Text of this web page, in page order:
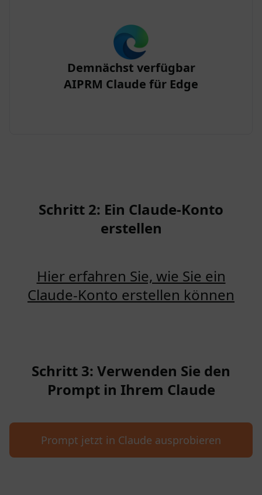
Demnächst verfügbar
AIPRM Claude für Edge
Schritt 2: Ein Claude-Konto
erstellen
Hier erfahren Sie, wie Sie ein
Claude-Konto erstellen können
Schritt 3: Verwenden Sie den
Prompt in Ihrem Claude
Prompt jetzt in Claude ausprobieren